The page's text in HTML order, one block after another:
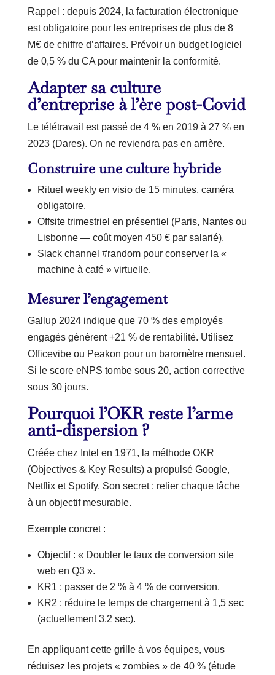
Rappel : depuis 2024, la facturation électronique
est obligatoire pour les entreprises de plus de 8
M€ de chiffre d’affaires. Prévoir un budget logiciel
de 0,5 % du CA pour maintenir la conformité.
Adapter sa culture
d’entreprise à l’ère post-Covid
Le télétravail est passé de 4 % en 2019 à 27 % en
2023 (Dares). On ne reviendra pas en arrière.
Construire une culture hybride
Rituel weekly en visio de 15 minutes, caméra
obligatoire.
Offsite trimestriel en présentiel (Paris, Nantes ou
Lisbonne — coût moyen 450 € par salarié).
Slack channel #random pour conserver la «
machine à café » virtuelle.
Mesurer l’engagement
Gallup 2024 indique que 70 % des employés
engagés génèrent +21 % de rentabilité. Utilisez
Officevibe ou Peakon pour un baromètre mensuel.
Si le score eNPS tombe sous 20, action corrective
sous 30 jours.
Pourquoi l’OKR reste l’arme
anti-dispersion ?
Créée chez Intel en 1971, la méthode OKR
(Objectives & Key Results) a propulsé Google,
Netflix et Spotify. Son secret : relier chaque tâche
à un objectif mesurable.
Exemple concret :
Objectif : « Doubler le taux de conversion site
web en Q3 ».
KR1 : passer de 2 % à 4 % de conversion.
KR2 : réduire le temps de chargement à 1,5 sec
(actuellement 3,2 sec).
En appliquant cette grille à vos équipes, vous
réduisez les projets « zombies » de 40 % (étude